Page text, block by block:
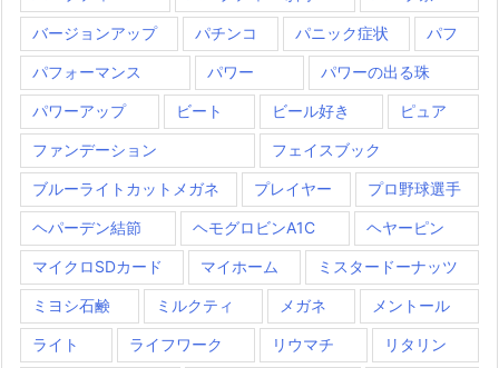
バージョンアップ パチンコ パニック症状 パフ
パフォーマンス パワー パワーの出る珠
パワーアップ ビート ビール好き ピュア
ファンデーション フェイスブック
ブルーライトカットメガネ プレイヤー プロ野球選手
ヘパーデン結節 ヘモグロビンA1C ヘヤーピン
マイクロSDカード マイホーム ミスタードーナッツ
ミヨシ石鹸 ミルクティ メガネ メントール
ライト ライフワーク リウマチ リタリン